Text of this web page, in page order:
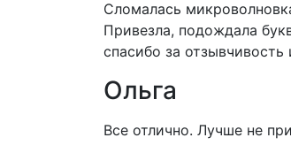
Сломалась
Привезла, подождала
спасибо за
Ольга
Все отлично. Лучше не